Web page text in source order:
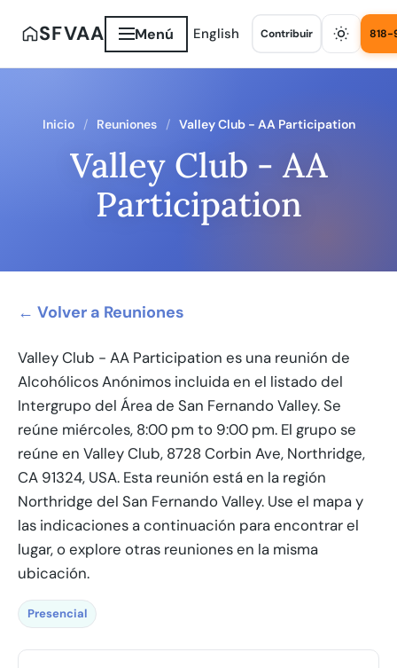
SFVAA Menú English Contribuir 818-
Inicio Reuniones Valley Club - AA Participation
Valley Club - AA
Participation
← Volver a Reuniones
Valley Club - AA Participation es una reunión de
Alcohólicos Anónimos incluida en el listado del
Intergrupo del Área de San Fernando Valley. Se
reúne miércoles, 8:00 pm to 9:00 pm. El grupo se
reúne en Valley Club, 8728 Corbin Ave, Northridge,
CA 91324, USA. Esta reunión está en la región
Northridge del San Fernando Valley. Use el mapa y
las indicaciones a continuación para encontrar el
lugar, o explore otras reuniones en la misma
ubicación.
Presencial